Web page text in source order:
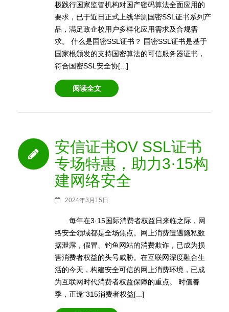
极践行国家监管机构对国产密码算法全面应用的
要求，已于近日正式上线华测国密SSL证书系列产
品，满足政企校用户多样化应用需求及合规需
求。 什么是国密SSL证书？ 国密SSL证书是基于
国家根颁发的支持国密算法的可信服务器证书，
符合国密SSL安全协[...]
阅读全文
安信证书OV SSL证书
专场特惠，助力3·15构
建网络安全
2024年3月15日
每年在3·15国际消费者权益日来临之际，网
络安全领域都是全场焦点。网上消费遭遇隐私数
据泄露，假冒、钓鱼网站的消费欺诈，已成为损
害消费者权益的头号威胁。在互联网深度融合生
活的今天，构建安全可信的网上消费环境，已成
为互联网时代消费者权益保障的重点。 时值春
季，正逢“315消费者权益[...]